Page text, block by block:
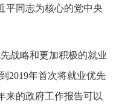
平同志为核心的党中央
战略和更加积极的就业
2019年首次将就业优先
的政府工作报告可以